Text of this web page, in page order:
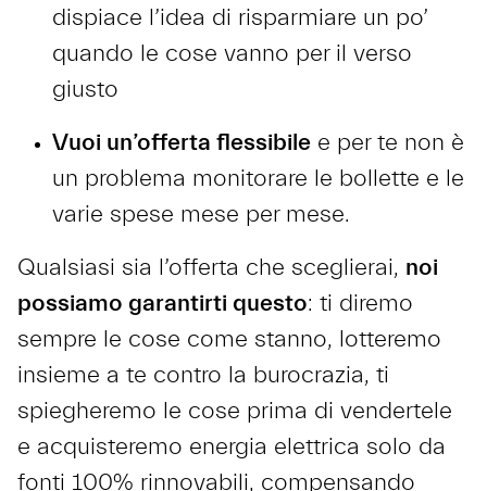
dispiace l’idea di risparmiare un po’
quando le cose vanno per il verso
giusto
Vuoi un’offerta flessibile e per te non è
un problema monitorare le bollette e le
varie spese mese per mese.
Qualsiasi sia l’offerta che sceglierai, noi
possiamo garantirti questo: ti diremo
sempre le cose come stanno, lotteremo
insieme a te contro la burocrazia, ti
spiegheremo le cose prima di vendertele
e acquisteremo energia elettrica solo da
fonti 100% rinnovabili, compensando